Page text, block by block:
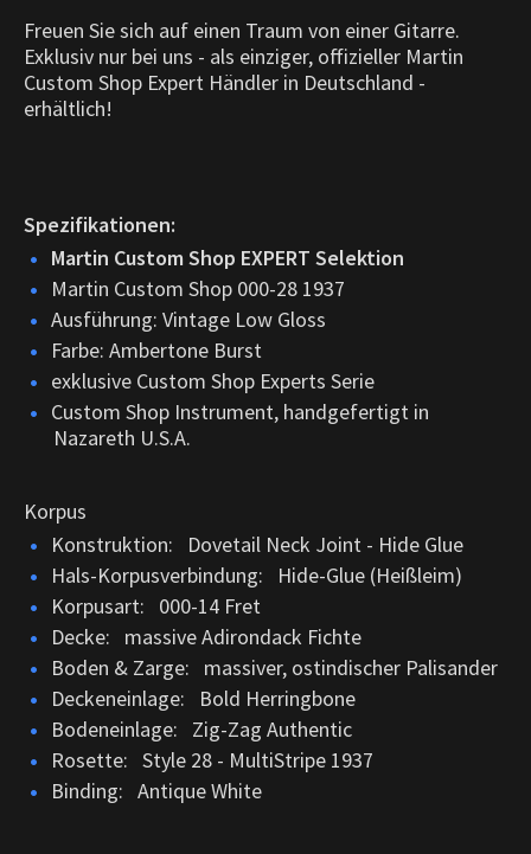
Freuen Sie sich auf einen Traum von einer Gitarre.
Exklusiv nur bei uns - als einziger, offizieller Martin
Custom Shop Expert Händler in Deutschland -
erhältlich!
Spezifikationen:
Martin Custom Shop EXPERT Selektion
Martin Custom Shop 000-28 1937
Ausführung: Vintage Low Gloss
Farbe: Ambertone Burst
exklusive Custom Shop Experts Serie
Custom Shop Instrument, handgefertigt in
Nazareth U.S.A.
Korpus
Konstruktion: Dovetail Neck Joint - Hide Glue
Hals-Korpusverbindung: Hide-Glue (Heißleim)
Korpusart: 000-14 Fret
Decke: massive Adirondack Fichte
Boden & Zarge: massiver, ostindischer Palisander
Deckeneinlage: Bold Herringbone
Bodeneinlage: Zig-Zag Authentic
Rosette: Style 28 - MultiStripe 1937
Binding: Antique White